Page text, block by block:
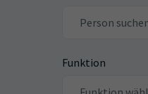
Funktion